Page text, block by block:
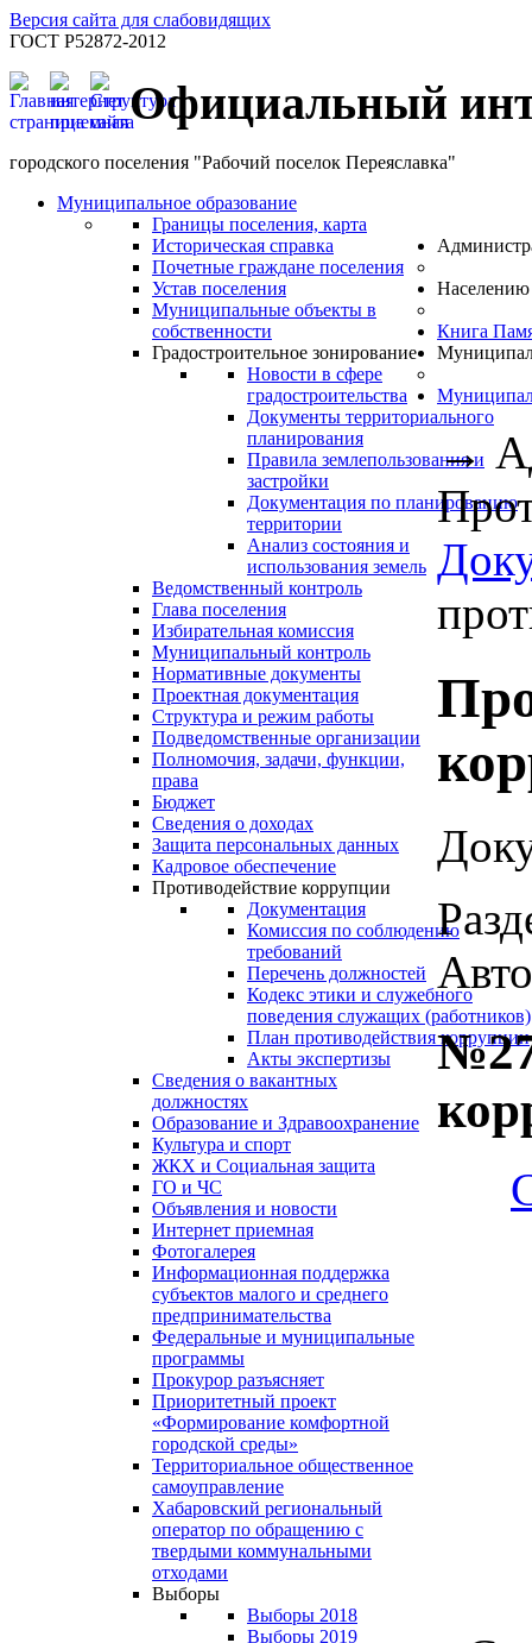
Версия сайта для слабовидящих
ГОСТ Р52872-2012
Официальный
городского поселения "Рабочий поселок Переяславка"
Муниципальное образование
Границы поселения, карта
Историческая справка
Почетные граждане поселения
Устав поселения
Муниципальные объекты в
собственности
Градостроительное зонирование
Новости в сфере
градостроительства
Документы территориального
планирования
Правила землепользования и
застройки
Документация по планированию
территории
Анализ состояния и
использования земель
Ведомственный контроль
Глава поселения
Избирательная комиссия
Муниципальный контроль
Нормативные документы
Проектная документация
Структура и режим работы
Подведомственные организации
Полномочия, задачи, функции,
права
Бюджет
Сведения о доходах
Защита персональных данных
Кадровое обеспечение
Противодействие коррупции
Документация
Комиссия по соблюдению
требований
Перечень должностей
Кодекс этики и служебного
поведения служащих (работников)
План противодействия коррупции
Акты экспертизы
Сведения о вакантных
должностях
Населению
Образование и Здравоохранение
Культура и спорт
ЖКХ и Социальная защита
ГО и ЧС
Объявления и новости
Интернет приемная
Фотогалерея
Информационная поддержка
субъектов малого и среднего
предпринимательства
Федеральные и муниципальные
программы
Прокурор разъясняет
Приоритетный проект
«Формирование комфортной
городской среды»
Территориальное общественное
самоуправление
Хабаровский региональный
оператор по обращению с
твердыми коммунальными
отходами
Выборы
Выборы 2018
Выборы 2019
Книга
→